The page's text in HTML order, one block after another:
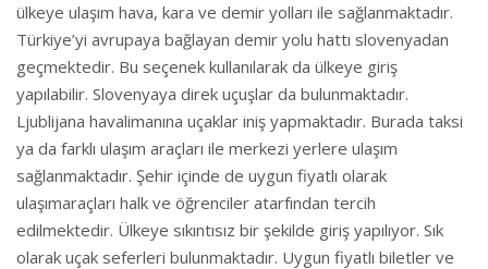
ülkeye ulaşım hava, kara ve demir yolları ile sağlanmaktadır.
Türkiye’yi avrupaya bağlayan demir yolu hattı slovenyadan
geçmektedir. Bu seçenek kullanılarak da ülkeye giriş
yapılabilir. Slovenyaya direk uçuşlar da bulunmaktadır.
Ljublijana havalimanına uçaklar iniş yapmaktadır. Burada taksi
ya da farklı ulaşım araçları ile merkezi yerlere ulaşım
sağlanmaktadır. Şehir içinde de uygun fiyatlı olarak
ulaşımaraçları halk ve öğrenciler atarfından tercih
edilmektedir. Ülkeye sıkıntısız bir şekilde giriş yapılıyor. Sık
olarak uçak seferleri bulunmaktadır. Uygun fiyatlı biletler ve